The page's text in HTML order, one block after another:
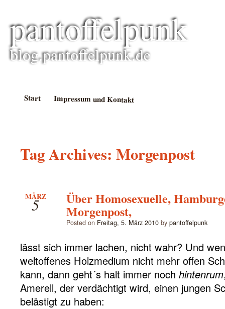
pantoffelpunk
blog.pantoffelpunk.de
Start Impressum und Kontakt
Tag Archives: Morgenpost
MÄRZ
5 Über Homosexuelle,
Morgenpost,
Posted on Freitag, 5. März 2010 by pantoffelpunk
lässt sich immer lachen, nicht wahr? Und
weltoffenes Holzmedium nicht mehr offen
kann, dann geht´s halt immer noch hintenrum
Amerell, der verdächtigt wird, einen jungen
belästigt zu haben: